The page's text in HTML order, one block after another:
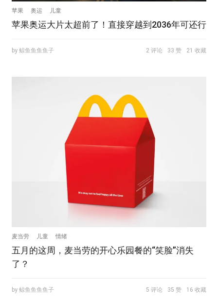
苹果 奥运 儿童
苹果奥运大片太超前了！直接穿越到2036年可还行
by 鲸鱼鱼鱼鱼子 2 评论 33 赞 21 收藏
麦当劳 儿童 情绪
五月的这周，麦当劳的开心乐园餐的“笑脸”消失
了？
by 鲸鱼鱼鱼鱼子 5 评论 35 赞 16 收藏